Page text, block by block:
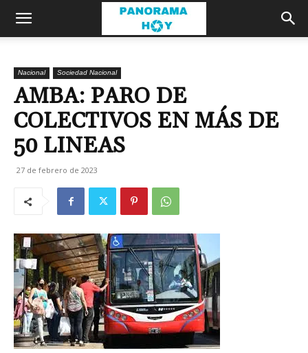
Nacional Sociedad Nacional
AMBA: PARO DE
COLECTIVOS EN MÁS DE
50 LINEAS
27 de febrero de 2023